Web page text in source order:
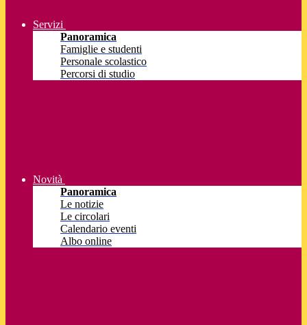
Servizi
Panoramica
Famiglie e studenti
Personale scolastico
Percorsi di studio
Novità
Panoramica
Le notizie
Le circolari
Calendario eventi
Albo online